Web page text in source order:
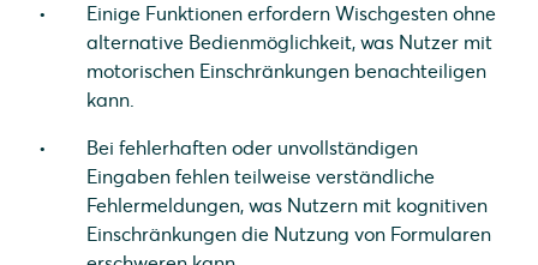
Einige Funktionen erfordern Wischgesten ohne
alternative Bedienmöglichkeit, was Nutzer mit
motorischen Einschränkungen benachteiligen
kann.
Bei fehlerhaften oder unvollständigen
Eingaben fehlen teilweise verständliche
Fehlermeldungen, was Nutzern mit kognitiven
Einschränkungen die Nutzung von Formularen